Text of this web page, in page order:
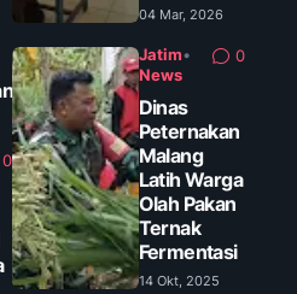
0
04 Mar, 2026
Jatim•
News
0
Dinas
Peternakan
Malang
Latih Warga
Olah Pakan
Ternak
Fermentasi
14 Okt, 2025